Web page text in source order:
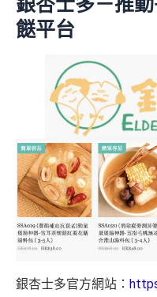
餸平台
銀杏士多官方網站：